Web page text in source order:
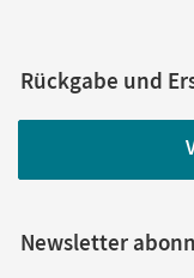
Rückgabe und
Newsletter